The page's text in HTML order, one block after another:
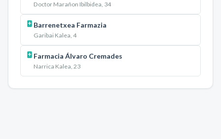
Doctor Marañon Ibilbidea, 34
Barrenetxea Farmazia
Garibai Kalea, 4
Farmacia Álvaro Cremades
Narrica Kalea, 23